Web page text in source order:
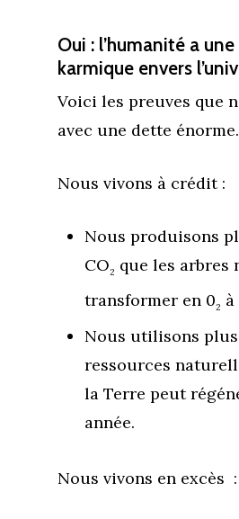
Oui : l’humanité a
karmique envers
Voici les preuves que
avec une dette énorme.
Nous vivons à crédit :
Nous produisons
CO2 que les arbres
transformer en 02
Nous utilisons
ressources
la Terre peut
année.
Nous vivons en excès :